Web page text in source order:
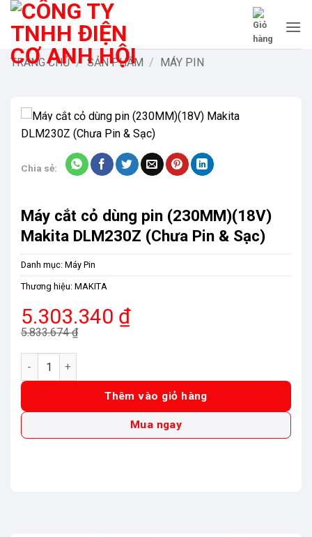
Bỏ
qua
dungTRANG CHỦ / SẢN PHẨM / MÁY PIN
-9%
Chia sẻ:
Máy cắt cỏ dùng pin (230MM)(18V)
Makita DLM230Z (Chưa Pin & Sạc)
Danh mục: Máy Pin
Thương hiệu: MAKITA
5.833.674₫
Giá
gốc
là:
5.833.674 ₫.
5.303.340 ₫
Giá
hiện
tại
là:
5.303.340 ₫.
Máy cắt cỏ dùng pin (230MM)(18V) Makita DLM230Z (Chưa
Thêm vào giỏ hàng
Mua ngay